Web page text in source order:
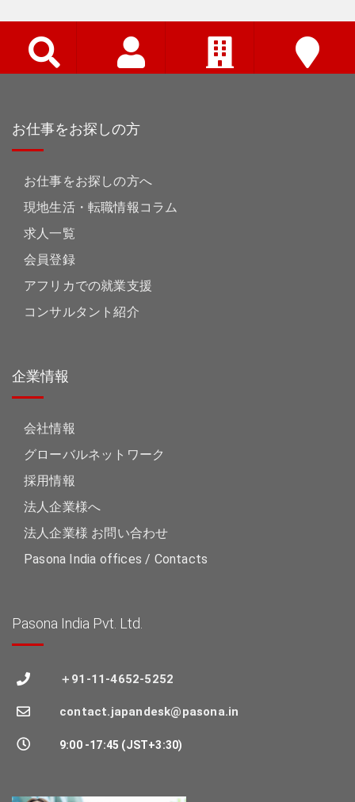
お仕事をお探しの方
お仕事をお探しの方へ
現地生活・転職情報コラム
求人一覧
会員登録
アフリカでの就業支援
コンサルタント紹介
企業情報
会社情報
グローバルネットワーク
採用情報
法人企業様へ
法人企業様 お問い合わせ
Pasona India offices / Contacts
Pasona India Pvt. Ltd.
＋91-11-4652-5252
contact.japandesk@pasona.in
9:00 -17:45 (JST+3:30)